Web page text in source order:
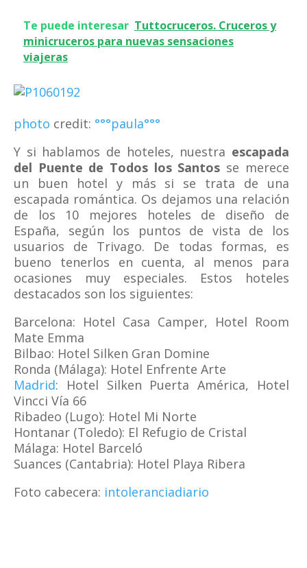
Te puede interesar Tuttocruceros. Cruceros y
minicruceros para nuevas sensaciones
viajeras
photo credit: °°°paula°°°
Y si hablamos de hoteles, nuestra escapada
del Puente de Todos los Santos se merece
un buen hotel y más si se trata de una
escapada romántica. Os dejamos una relación
de los 10 mejores hoteles de diseño de
España, según los puntos de vista de los
usuarios de Trivago. De todas formas, es
bueno tenerlos en cuenta, al menos para
ocasiones muy especiales. Estos hoteles
destacados son los siguientes:
Barcelona: Hotel Casa Camper, Hotel Room
Mate Emma
Bilbao: Hotel Silken Gran Domine
Ronda (Málaga): Hotel Enfrente Arte
Madrid: Hotel Silken Puerta América, Hotel
Vincci Vía 66
Ribadeo (Lugo): Hotel Mi Norte
Hontanar (Toledo): El Refugio de Cristal
Málaga: Hotel Barceló
Suances (Cantabria): Hotel Playa Ribera
Foto cabecera: intoleranciadiario